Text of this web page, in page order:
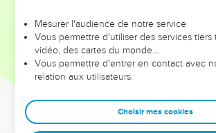
leur foi ou leur vision. Mais on voit moins les
et les saisons difficiles qu'ils ont traversés,
sont elles qui les ont façonnés.
Dans cette conférence, leaders,
clés pour avancer avec plus de sagesse afin
deviennent vos tremplins. Que vous guidiez
Mesurer l'audience de notre service
Vous permettre d'utiliser des services tiers
vidéo, des cartes du monde…
Vous permettre d'entrer en contact avec
relation aux utilisateurs.
Choisir mes cookies